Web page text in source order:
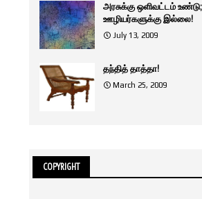
அரசுக்கு ஒளிவட்டம் உண்டு;
ஊழியர்களுக்கு இல்லை!
July 13, 2009
தந்தித் தாத்தா!
March 25, 2009
COPYRIGHT